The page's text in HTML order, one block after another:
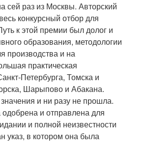
сей раз из Москвы. Авторский
конкурсный отбор для
к этой премии был долог и
образования, методологии
производства и на
практическая
Петербурга, Томска и
Шарыпово и Абакана.
и ни разу не прошла.
одобрена и отправлена для
и полной неизвестности
указ, в котором она была